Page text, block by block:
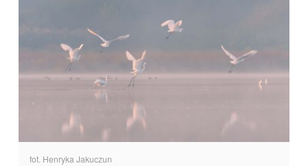
fot. Henryka Jakuczun